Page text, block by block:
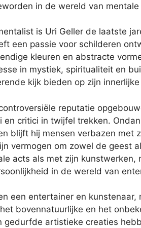
in de wereld van mentale
is Uri Geller de laatste
een passie voor schilderen
kleuren en abstracte
in mystiek, spiritualiteit en
kijk bieden op zijn
reputatie
en critici in twijfel trekken.
blijft hij mensen verbazen met
vermogen om zowel de geest
acts als met zijn kunstwerken,
in de wereld van
een entertainer en
bovennatuurlijke en het
gedurfde artistieke creaties